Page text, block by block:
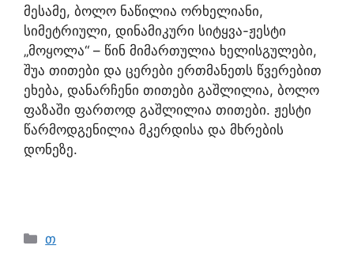
მესამე, ბოლო ნაწილია ორხელიანი,
სიმეტრიული, დინამიკური სიტყვა-ჟესტი
„მოყოლა“ – წინ მიმართულია ხელისგულები,
შუა თითები და ცერები ერთმანეთს წვერებით
ეხება, დანარჩენი თითები გაშლილია, ბოლო
ფაზაში ფართოდ გაშლილია თითები. ჟესტი
წარმოდგენილია მკერდისა და მხრების
დონეზე.
თ